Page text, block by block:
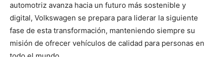
automotriz avanza hacia un futuro más sostenible y
digital, Volkswagen se prepara para liderar la siguiente
fase de esta transformación, manteniendo siempre su
misión de ofrecer vehículos de calidad para personas en